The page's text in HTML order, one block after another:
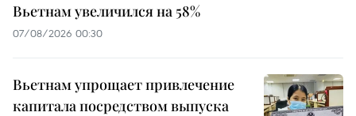
Вьетнам увеличился на 58%
07/08/2026 00:30
Вьетнам упрощает привлечение
капитала посредством выпуска